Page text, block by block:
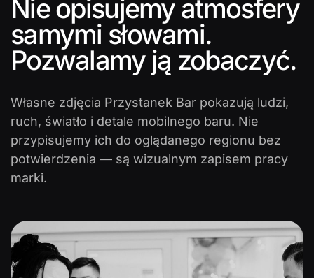
Nie opisujemy atmosfery
samymi słowami.
Pozwalamy ją zobaczyć.
Własne zdjęcia Przystanek Bar pokazują ludzi,
ruch, światło i detale mobilnego baru. Nie
przypisujemy ich do oglądanego regionu bez
potwierdzenia — są wizualnym zapisem pracy
marki.